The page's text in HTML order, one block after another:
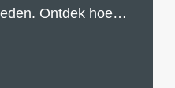
Ontdek hoe
voor